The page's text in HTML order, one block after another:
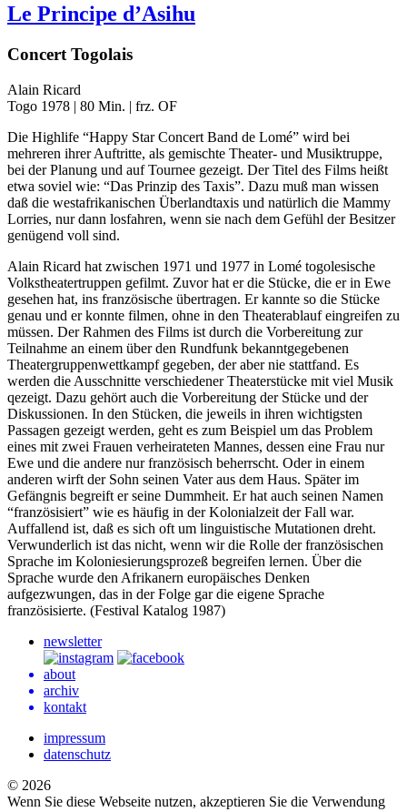
Le Principe d’Asihu
Concert Togolais
Alain Ricard
Togo 1978 | 80 Min. | frz. OF
Die Highlife “Happy Star Concert Band de Lomé” wird bei
mehreren ihrer Auftritte, als gemischte Theater- und Musiktruppe,
bei der Planung und auf Tournee gezeigt. Der Titel des Films heißt
etwa soviel wie: “Das Prinzip des Taxis”. Dazu muß man wissen
daß die westafrikanischen Überlandtaxis und natürlich die Mammy
Lorries, nur dann losfahren, wenn sie nach dem Gefühl der Besitzer
genügend voll sind.
Alain Ricard hat zwischen 1971 und 1977 in Lomé togolesische
Volkstheatertruppen gefilmt. Zuvor hat er die Stücke, die er in Ewe
gesehen hat, ins französische übertragen. Er kannte so die Stücke
genau und er konnte filmen, ohne in den Theaterablauf eingreifen zu
müssen. Der Rahmen des Films ist durch die Vorbereitung zur
Teilnahme an einem über den Rundfunk bekanntgegebenen
Theatergruppenwettkampf gegeben, der aber nie stattfand. Es
werden die Ausschnitte verschiedener Theaterstücke mit viel Musik
qezeigt. Dazu gehört auch die Vorbereitung der Stücke und der
Diskussionen. In den Stücken, die jeweils in ihren wichtigsten
Passagen gezeigt werden, geht es zum Beispiel um das Problem
eines mit zwei Frauen verheirateten Mannes, dessen eine Frau nur
Ewe und die andere nur französisch beherrscht. Oder in einem
anderen wirft der Sohn seinen Vater aus dem Haus. Später im
Gefängnis begreift er seine Dummheit. Er hat auch seinen Namen
“französisiert” wie es häufig in der Kolonialzeit der Fall war.
Auffallend ist, daß es sich oft um linguistische Mutationen dreht.
Verwunderlich ist das nicht, wenn wir die Rolle der französischen
Sprache im Koloniesierungsprozeß begreifen lernen. Über die
Sprache wurde den Afrikanern europäisches Denken
aufgezwungen, das in der Folge gar die eigene Sprache
französisierte. (Festival Katalog 1987)
newsletter
about
archiv
kontakt
impressum
datenschutz
© 2026
Wenn Sie diese Webseite nutzen, akzeptieren Sie die Verwendung